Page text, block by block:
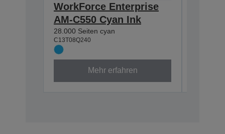
WorkForce Enterprise
AM-C550 Cyan Ink
28.000 Seiten cyan
C13T08Q240
Mehr erfahren